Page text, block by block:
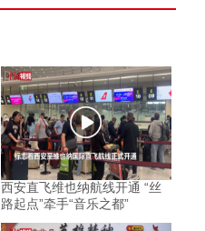
西安直飞维也纳航线开通 “丝
路起点”牵手“音乐之都”